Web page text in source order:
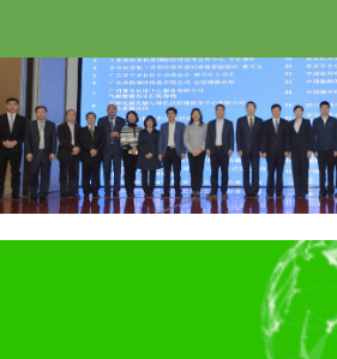
ꂃ